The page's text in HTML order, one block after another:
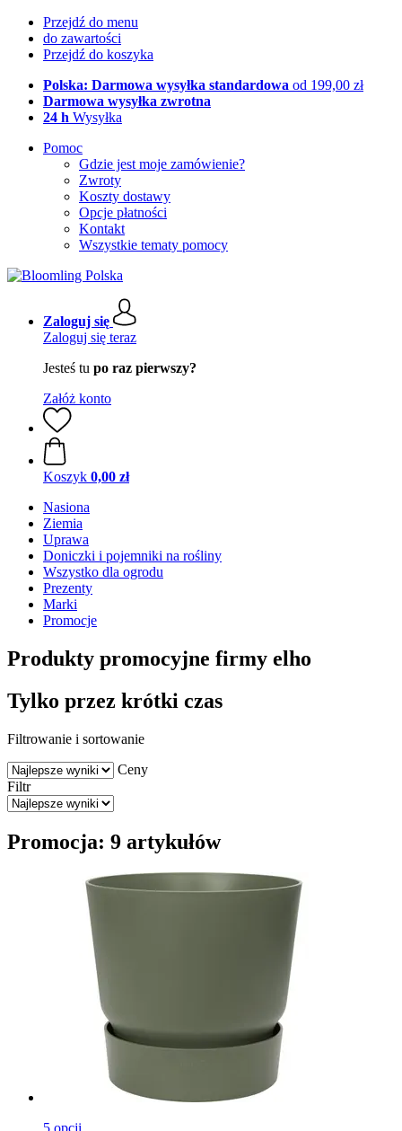
Przejdź do menu
do zawartości
Przejdź do koszyka
Polska: Darmowa wysyłka standardowa od 199,00 zł
Darmowa wysyłka zwrotna
24 h Wysyłka
Pomoc
Gdzie jest moje zamówienie?
Zwroty
Koszty dostawy
Opcje płatności
Kontakt
Wszystkie tematy pomocy
Zaloguj się
Zaloguj się teraz
Jesteś tu po raz pierwszy?
Załóż konto
Koszyk 0,00 zł
Nasiona
Ziemia
Uprawa
Doniczki i pojemniki na rośliny
Wszystko dla ogrodu
Prezenty
Marki
Promocje
Produkty promocyjne firmy elho
Tylko przez krótki czas
Filtrowanie i sortowanie
Ceny
Filtr
Promocja: 9 artykułów
5 opcji